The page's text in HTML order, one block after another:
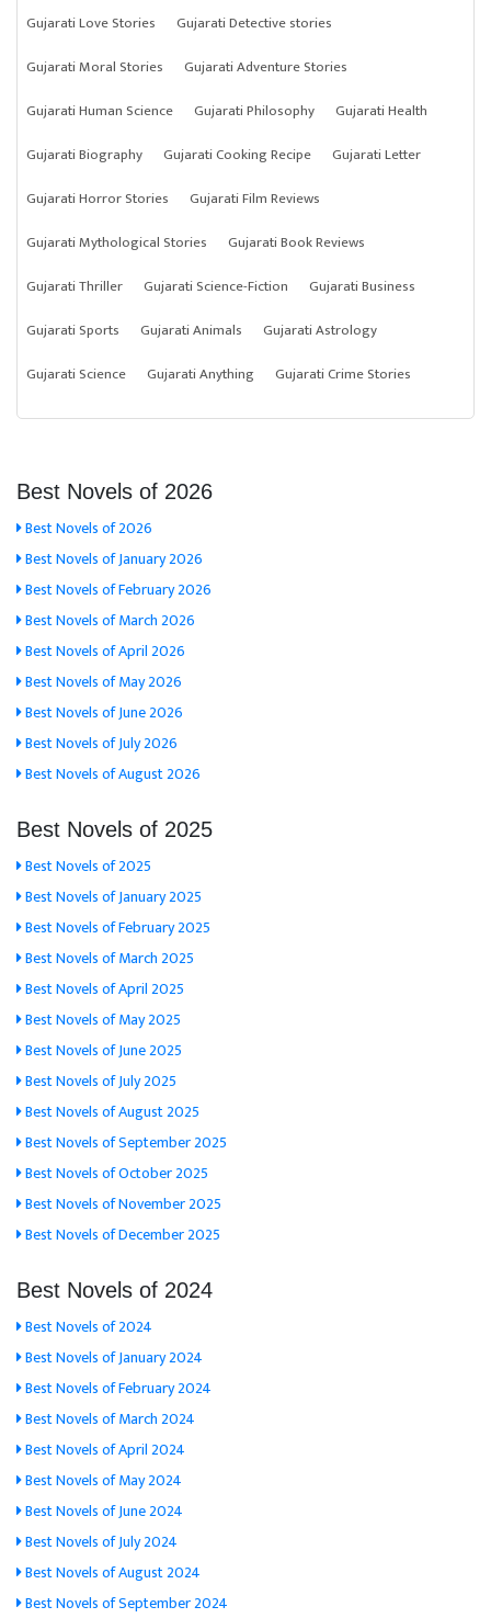
Gujarati Love Stories
Gujarati Detective stories
Gujarati Moral Stories
Gujarati Adventure Stories
Gujarati Human Science
Gujarati Philosophy
Gujarati Health
Gujarati Biography
Gujarati Cooking Recipe
Gujarati Letter
Gujarati Horror Stories
Gujarati Film Reviews
Gujarati Mythological Stories
Gujarati Book Reviews
Gujarati Thriller
Gujarati Science-Fiction
Gujarati Business
Gujarati Sports
Gujarati Animals
Gujarati Astrology
Gujarati Science
Gujarati Anything Gujarati Crime Stories
Best Novels of 2026
Best Novels of 2026
Best Novels of January 2026
Best Novels of February 2026
Best Novels of March 2026
Best Novels of April 2026
Best Novels of May 2026
Best Novels of June 2026
Best Novels of July 2026
Best Novels of August 2026
Best Novels of 2025
Best Novels of 2025
Best Novels of January 2025
Best Novels of February 2025
Best Novels of March 2025
Best Novels of April 2025
Best Novels of May 2025
Best Novels of June 2025
Best Novels of July 2025
Best Novels of August 2025
Best Novels of September 2025
Best Novels of October 2025
Best Novels of November 2025
Best Novels of December 2025
Best Novels of 2024
Best Novels of 2024
Best Novels of January 2024
Best Novels of February 2024
Best Novels of March 2024
Best Novels of April 2024
Best Novels of May 2024
Best Novels of June 2024
Best Novels of July 2024
Best Novels of August 2024
Best Novels of September 2024